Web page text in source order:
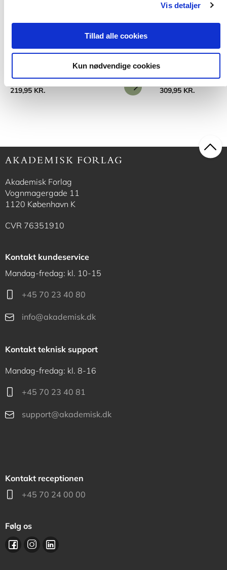
Vis detaljer
Tillad alle cookies
Kun nødvendige cookies
Legedesign i skole og SFO
Helle Marie Skovbjerg
Fra
219,95 KR.
2 formater
Legens magi
Fra
309,95 KR.
Akademisk Forlag
Vognmagergade 11
1120 København K
CVR 76351910
Kontakt kundeservice
Mandag-fredag: kl. 10-15
+45 70 23 40 80
info@akademisk.dk
Kontakt teknisk support
Mandag-fredag: kl. 8-16
+45 70 23 40 81
support@akademisk.dk
Kontakt receptionen
+45 70 24 00 00
Følg os